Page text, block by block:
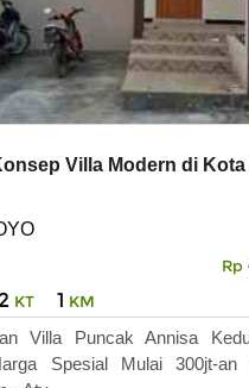
Villa Modern di Kota
Rp
2 KT 1 KM
Villa Puncak Annisa
Spesial Mulai 300jt-